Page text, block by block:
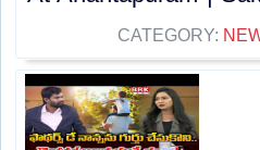
CATEGORY: